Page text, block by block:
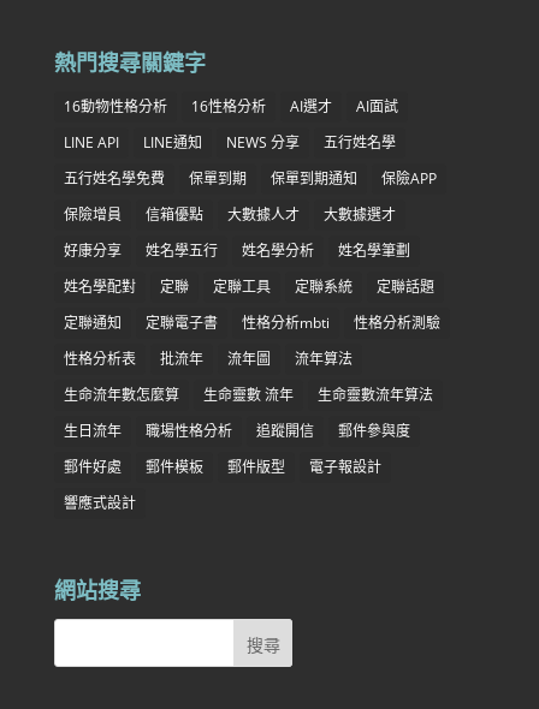
熱門搜尋關鍵字
16動物性格分析 16性格分析 AI選才
AI面試
LINE API
LINE通知 NEWS 分享
五行姓名學
五行姓名學免費
保單到期 保單到期通知
保險APP
保險增員
信箱優點 大數據人才
大數據選才
好康分享
姓名學五行 姓名學分析
姓名學筆劃
姓名學配對
定聯 定聯工具 定聯系統
定聯話題
定聯通知
定聯電子書 性格分析mbti
性格分析測驗
性格分析表
批流年 流年圖
流年算法
生命流年數怎麼算
生命靈數 流年
生命靈數流年算法
生日流年
職場性格分析 追蹤開信
郵件參與度
郵件好處
郵件模板 郵件版型
電子報設計
響應式設計
網站搜尋